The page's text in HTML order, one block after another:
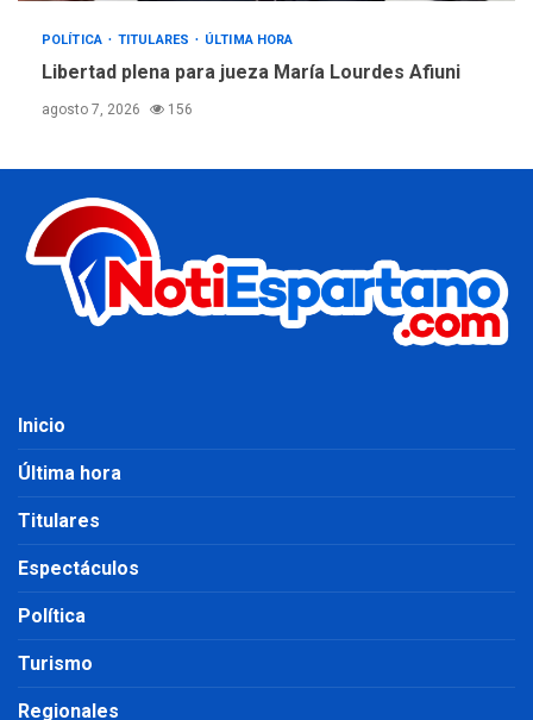
POLÍTICA TITULARES ÚLTIMA HORA
Libertad plena para jueza María Lourdes Afiuni
agosto 7, 2026 156
Inicio
Última hora
Titulares
Espectáculos
Política
Turismo
Regionales